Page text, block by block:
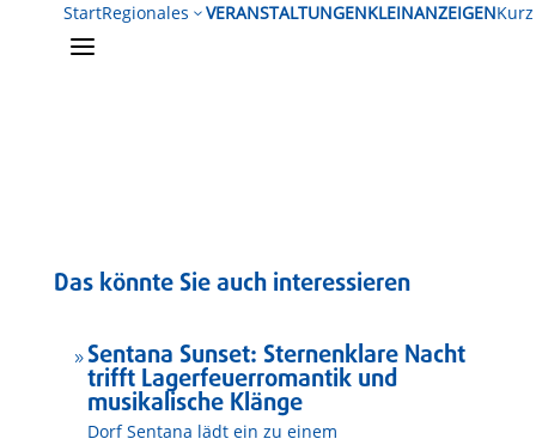
StartRegionales 3 VERANSTALTUNGENKLEINANZEIGEN
a
Das könnte Sie auch interessieren
9 Sentana Sunset: Sternenklare Nacht
trifft Lagerfeuerromantik und
musikalische Klänge
Dorf Sentana lädt ein zu einem